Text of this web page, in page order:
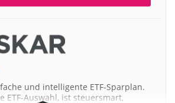
und intelligente ETF-Sparplan.
ETF-Auswahl, ist steuersmart,